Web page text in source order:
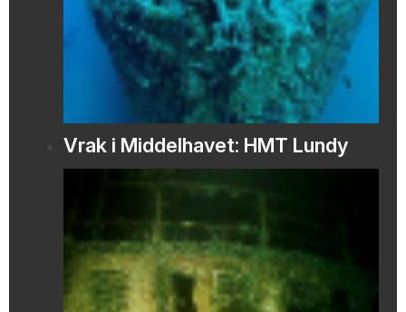
Vrak i Middelhavet: HMT Lundy